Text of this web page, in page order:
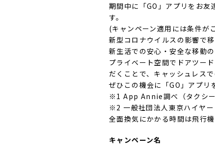
期間中に「GO」アプリをお
す。
(キャンペーン適用には条件が
新型コロナウイルスの影響で
新生活での安心・安全な移動
プライベート空間でドアツー
だくことで、キャッシュレス
ぜひこの機会に「GO」アプリ
※1 App Annie調べ（タクシ
※2 一般社団法人東京ハイヤ
全面換気にかかる時間は飛行
キャンペーン名